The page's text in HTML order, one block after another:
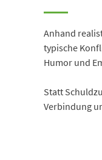
Anhand
typische
Humor und
Statt
Verbindung